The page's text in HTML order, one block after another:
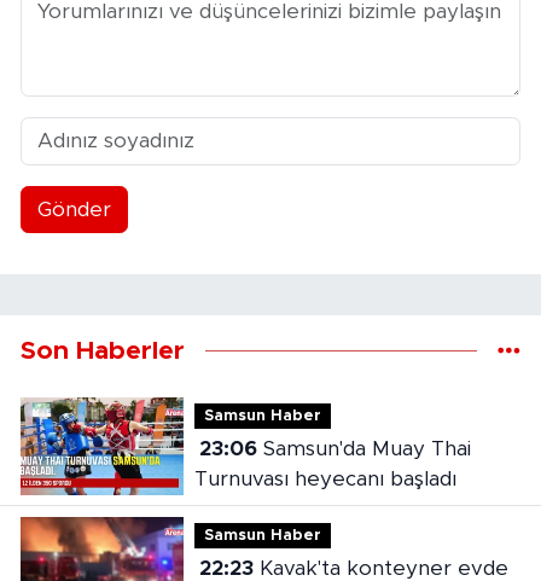
Gönder
Son Haberler
Samsun Haber
23:06Samsun'da Muay Thai
Turnuvası heyecanı başladı
Samsun Haber
22:23Kavak'ta konteyner evde